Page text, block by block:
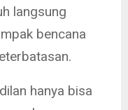
langsung
bencana
hanya bisa